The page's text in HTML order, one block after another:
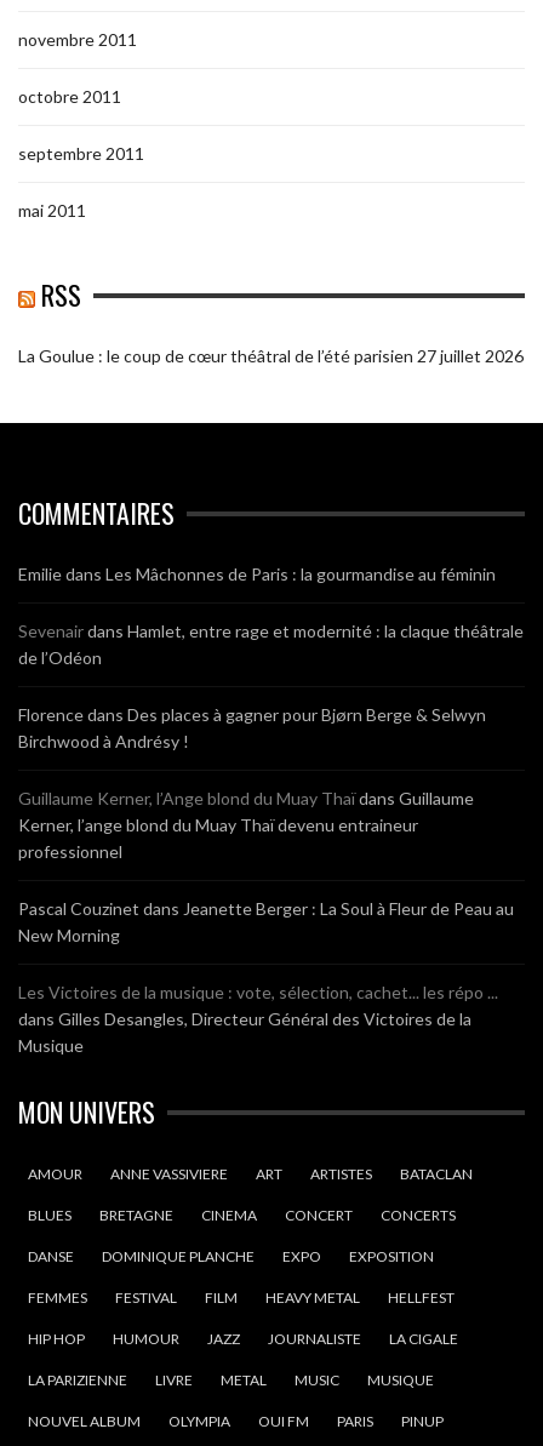
novembre 2011
octobre 2011
septembre 2011
mai 2011
RSS
La Goulue : le coup de cœur théâtral de l’été parisien 27 juillet 2026
COMMENTAIRES
Emiliedans Les Mâchonnes de Paris : la gourmandise au féminin
Sevenairdans Hamlet, entre rage et modernité : la claque théâtrale
de l’Odéon
Florencedans Des places à gagner pour Bjørn Berge & Selwyn
Birchwood à Andrésy !
Guillaume Kerner, l’Ange blond du Muay Thaïdans Guillaume
Kerner, l’ange blond du Muay Thaï devenu entraineur
professionnel
Pascal Couzinet dans Jeanette Berger : La Soul à Fleur de Peau au
New Morning
Les Victoires de la musique : vote, sélection, cachet... les répo ...
dans Gilles Desangles, Directeur Général des Victoires de la
Musique
MON UNIVERS
AMOUR ANNE VASSIVIERE ART ARTISTES BATACLAN
BLUES BRETAGNE CINEMA CONCERT CONCERTS
DANSE DOMINIQUE PLANCHE EXPO EXPOSITION
FEMMES FESTIVAL FILM HEAVY METAL HELLFEST
HIP HOP HUMOUR JAZZ JOURNALISTE LA CIGALE
LA PARIZIENNE LIVRE METAL MUSIC MUSIQUE
NOUVEL ALBUM OLYMPIA OUI FM PARIS PINUP